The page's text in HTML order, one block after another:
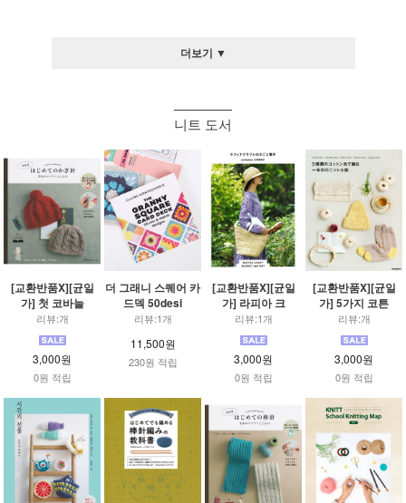
더보기 ▼
니트 도서
[교환반품X][균일
가] 첫 코바늘
리뷰:개
3,000원
0원 적립
더 그래니 스퀘어 카
드덱 50desi
리뷰:1개
11,500원
230원 적립
[교환반품X][균일
가] 라피아 크
리뷰:1개
3,000원
0원 적립
[교환반품X][균일
가] 5가지 코튼
리뷰:개
3,000원
0원 적립